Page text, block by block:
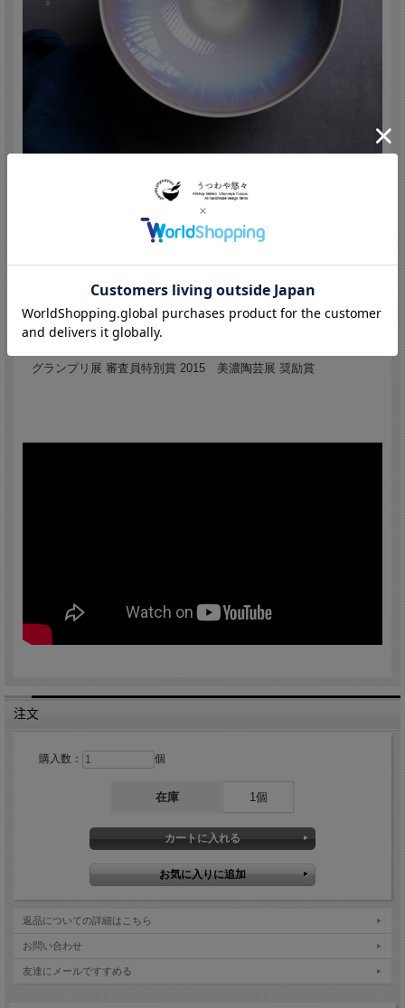
永草陽平/Yohei Nagakusa (Japan,Aichi
1986 - )
1986 愛知県春日井市生まれ 2013 多治見市陶磁器意匠研究所
修了 2014 多治見市陶磁器意匠研究所セラミックス・ラボ 修了
グランプリ展 審査員特別賞 2015 美濃陶芸展 奨励賞
注文
購入数： 個
在庫 1個
返品についての詳細はこちら
お問い合わせ
友達にメールですすめる